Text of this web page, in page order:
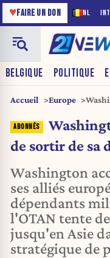
NL
♥FAIRE UN DON
BELGIQUE POLITIQUE
Accueil Europe
de sortir de sa
Washington
ses alliés
dépendants
l'OTAN tente
jusqu'en Asie
stratégique de